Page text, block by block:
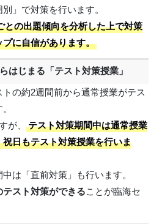
」で対策を行います。
との出題傾向を分析した上で対策
に自信があります。
はじまる「テスト対策授業」
の約2週間前から通常授業がテス
が、
テスト対策期間中は通常授業
日もテスト対策授業を行いま
は「直前対策」も行います。
スト対策ができることが臨海セ